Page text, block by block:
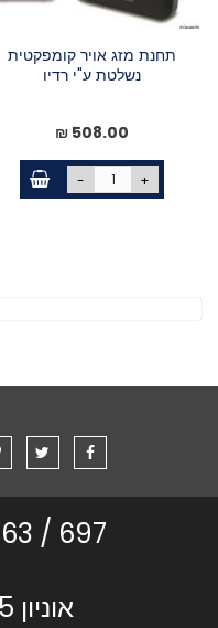
תחנת מזג אויר קומפקטית
נשלטת ע"י רדיו
508.00 ₪
- +
697 /
אוניון 5, אשדוד